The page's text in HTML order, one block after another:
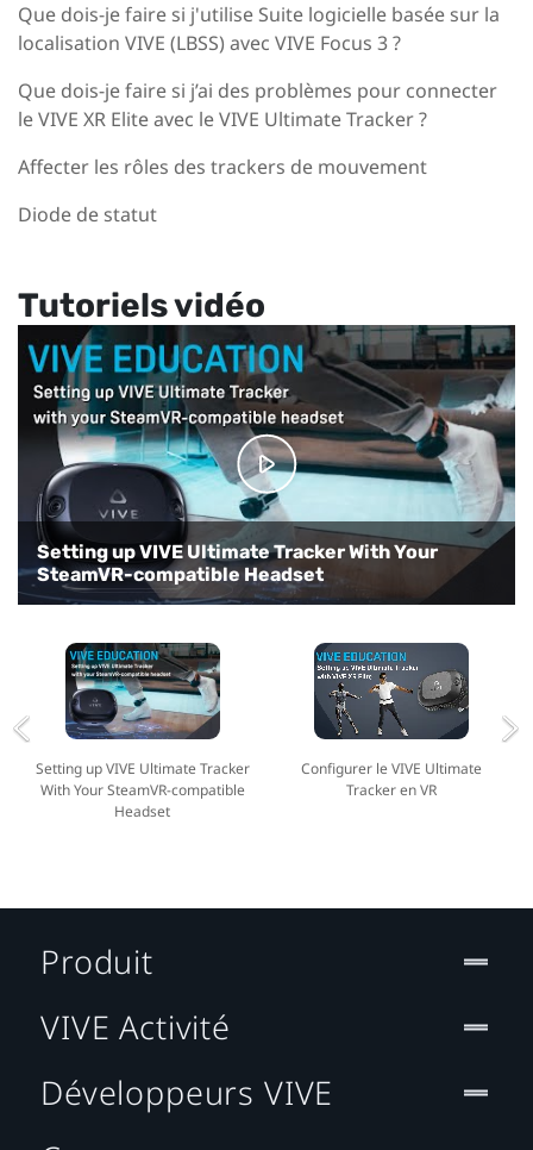
Que dois-je faire si j'utilise Suite logicielle basée sur la
localisation VIVE (LBSS) avec VIVE Focus 3 ?
Que dois-je faire si j’ai des problèmes pour connecter
le VIVE XR Elite avec le VIVE Ultimate Tracker ?
Affecter les rôles des trackers de mouvement
Diode de statut
Tutoriels vidéo
Setting up VIVE Ultimate Tracker With Your
SteamVR-compatible Headset
Configurer le VIVE Ultimate Tracker en VR
Configurer VRChat pour le suivi du corps entier
Setting up VIVE Ultimate Tracker with VIVE
Focus 3
Setting up VIVE Ultimate Tracker
With Your SteamVR-compatible
Headset
Configurer le VIVE Ultimate
Tracker en VR
Produit
VIVE Activité
Développeurs VIVE